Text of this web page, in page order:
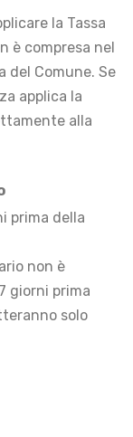
la Tassa
è compresa nel
del Comune. Se
applica la
alla
prima della
non è
giorni prima
solo